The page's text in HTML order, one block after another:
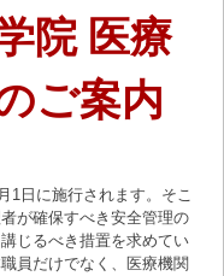
院 医療
ご案内
1日に施行されます。そこ
が確保すべき安全管理の
じるべき措置を求めてい
員だけでなく、医療機関